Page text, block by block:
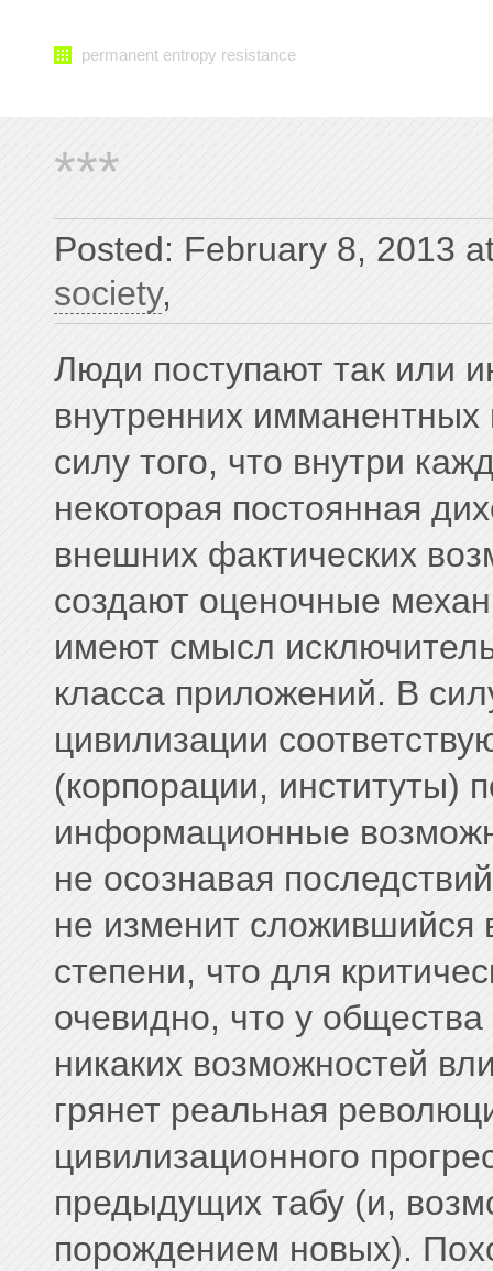
permanent entropy resistance
***
Posted: February 8, 2013
society,
Люди поступают так или
внутренних
силу того, что внутри
некоторая постоянная
внешних фактических
создают оценочные
имеют смысл
класса приложений. В
цивилизации
(корпорации, институты)
информационные
не осознавая
не изменит сложившийся
степени, что для
очевидно, что у общества
никаких возможностей
грянет реальная
цивилизационного
предыдущих табу (и,
порождением новых).